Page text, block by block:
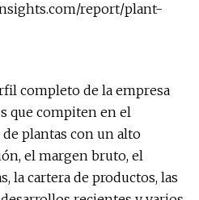
report/plant-
completo de la empresa
que compiten en el
plantas con un alto
el margen bruto, el
la cartera de productos, las